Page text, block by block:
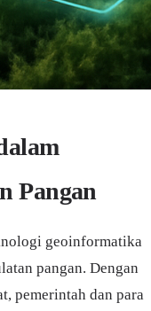
Pangan
geoinformatika
pangan. Dengan
pemerintah dan para